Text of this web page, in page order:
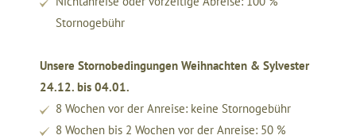
Stornogebühr
Unsere Stornobedingungen Weihnachten & Sylvester
24.12. bis 04.01.
8 Wochen vor der Anreise: keine Stornogebühr
8 Wochen bis 2 Wochen vor der Anreise: 50 %